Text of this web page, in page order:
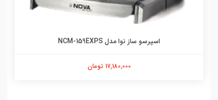
اسپرسو ساز نوا مدل NCM-159EXPS
17,180,000 تومان